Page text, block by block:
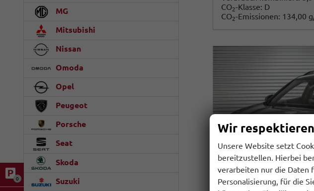
0
CO2-Klasse: D
CO2-Emissionen: 134,00
MG
Mitsubishi
Nissan
Omoda
Opel
Peugeot
Porsche
Seat
Skoda
Suzuki
Wir
Unsere Website setzt
bereitzustellen. Hierbei
verarbeiten nur die Daten
Personalisierung, für die